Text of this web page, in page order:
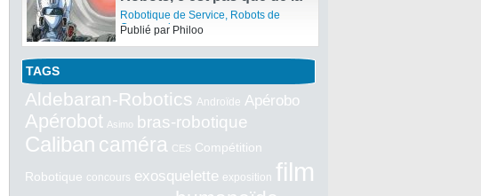
Science-Fiction – Article du
journal 20 Minutes
Robotique de Service, Robots de
Compagnie
Publié par Philoo
TAGS
Aldebaran-Robotics Androïde Apérobo
Apérobot Asimo bras-robotique
Caliban caméra CES Compétition
Robotique concours exosquelette exposition film